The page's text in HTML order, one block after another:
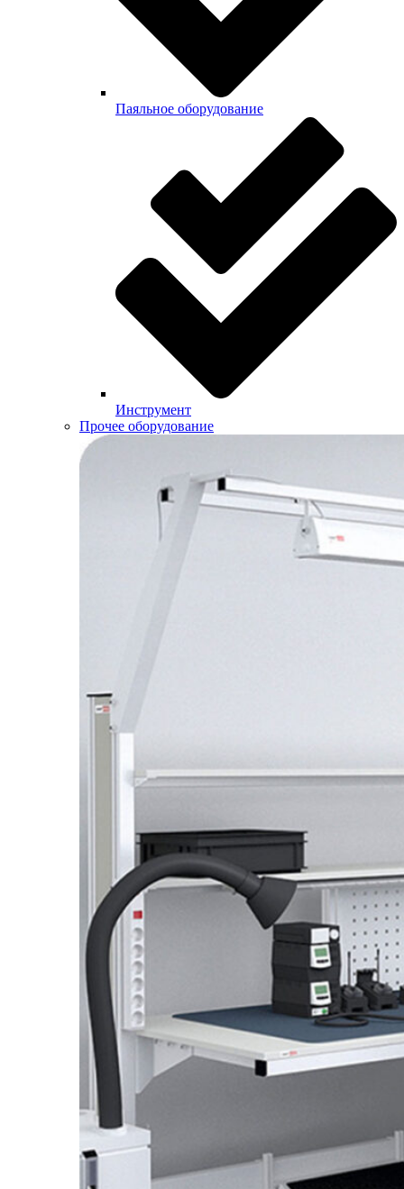
Паяльное оборудование
Инструмент
Прочее оборудование